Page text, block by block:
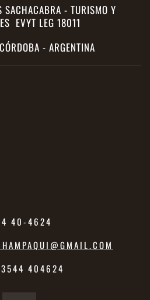
SACHACABRA - TURISMO Y
EVYT LEG 18011
- ARGENTINA
40-4624
404624